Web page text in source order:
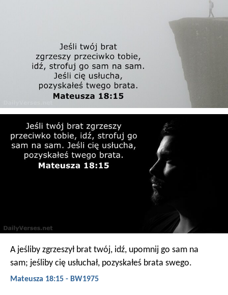
A jeśliby zgrzeszył brat twój, idź, upomnij go sam na
sam; jeśliby cię usłuchał, pozyskałeś brata swego.
Mateusza 18:15 - BW1975